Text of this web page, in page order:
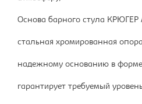
Основа барного стула
стальная хромированная
надежному основанию в
гарантирует требуемый